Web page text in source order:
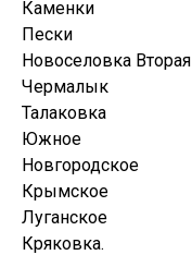
Каменки
Пески
Новоселовка Вторая
Чермалык
Талаковка
Южное
Новгородское
Крымское
Луганское
Кряковка.